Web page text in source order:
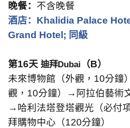
晚餐： 不含晚餐
酒店： Khalidia Palace
Grand Hotel; 同級
第16天 迪拜Dubai （B）
未來博物館（外觀， 10分鐘
觀， 10分鐘）→阿拉伯藝術
→哈利法塔登塔觀光（必付
拜購物中心（120分鐘）